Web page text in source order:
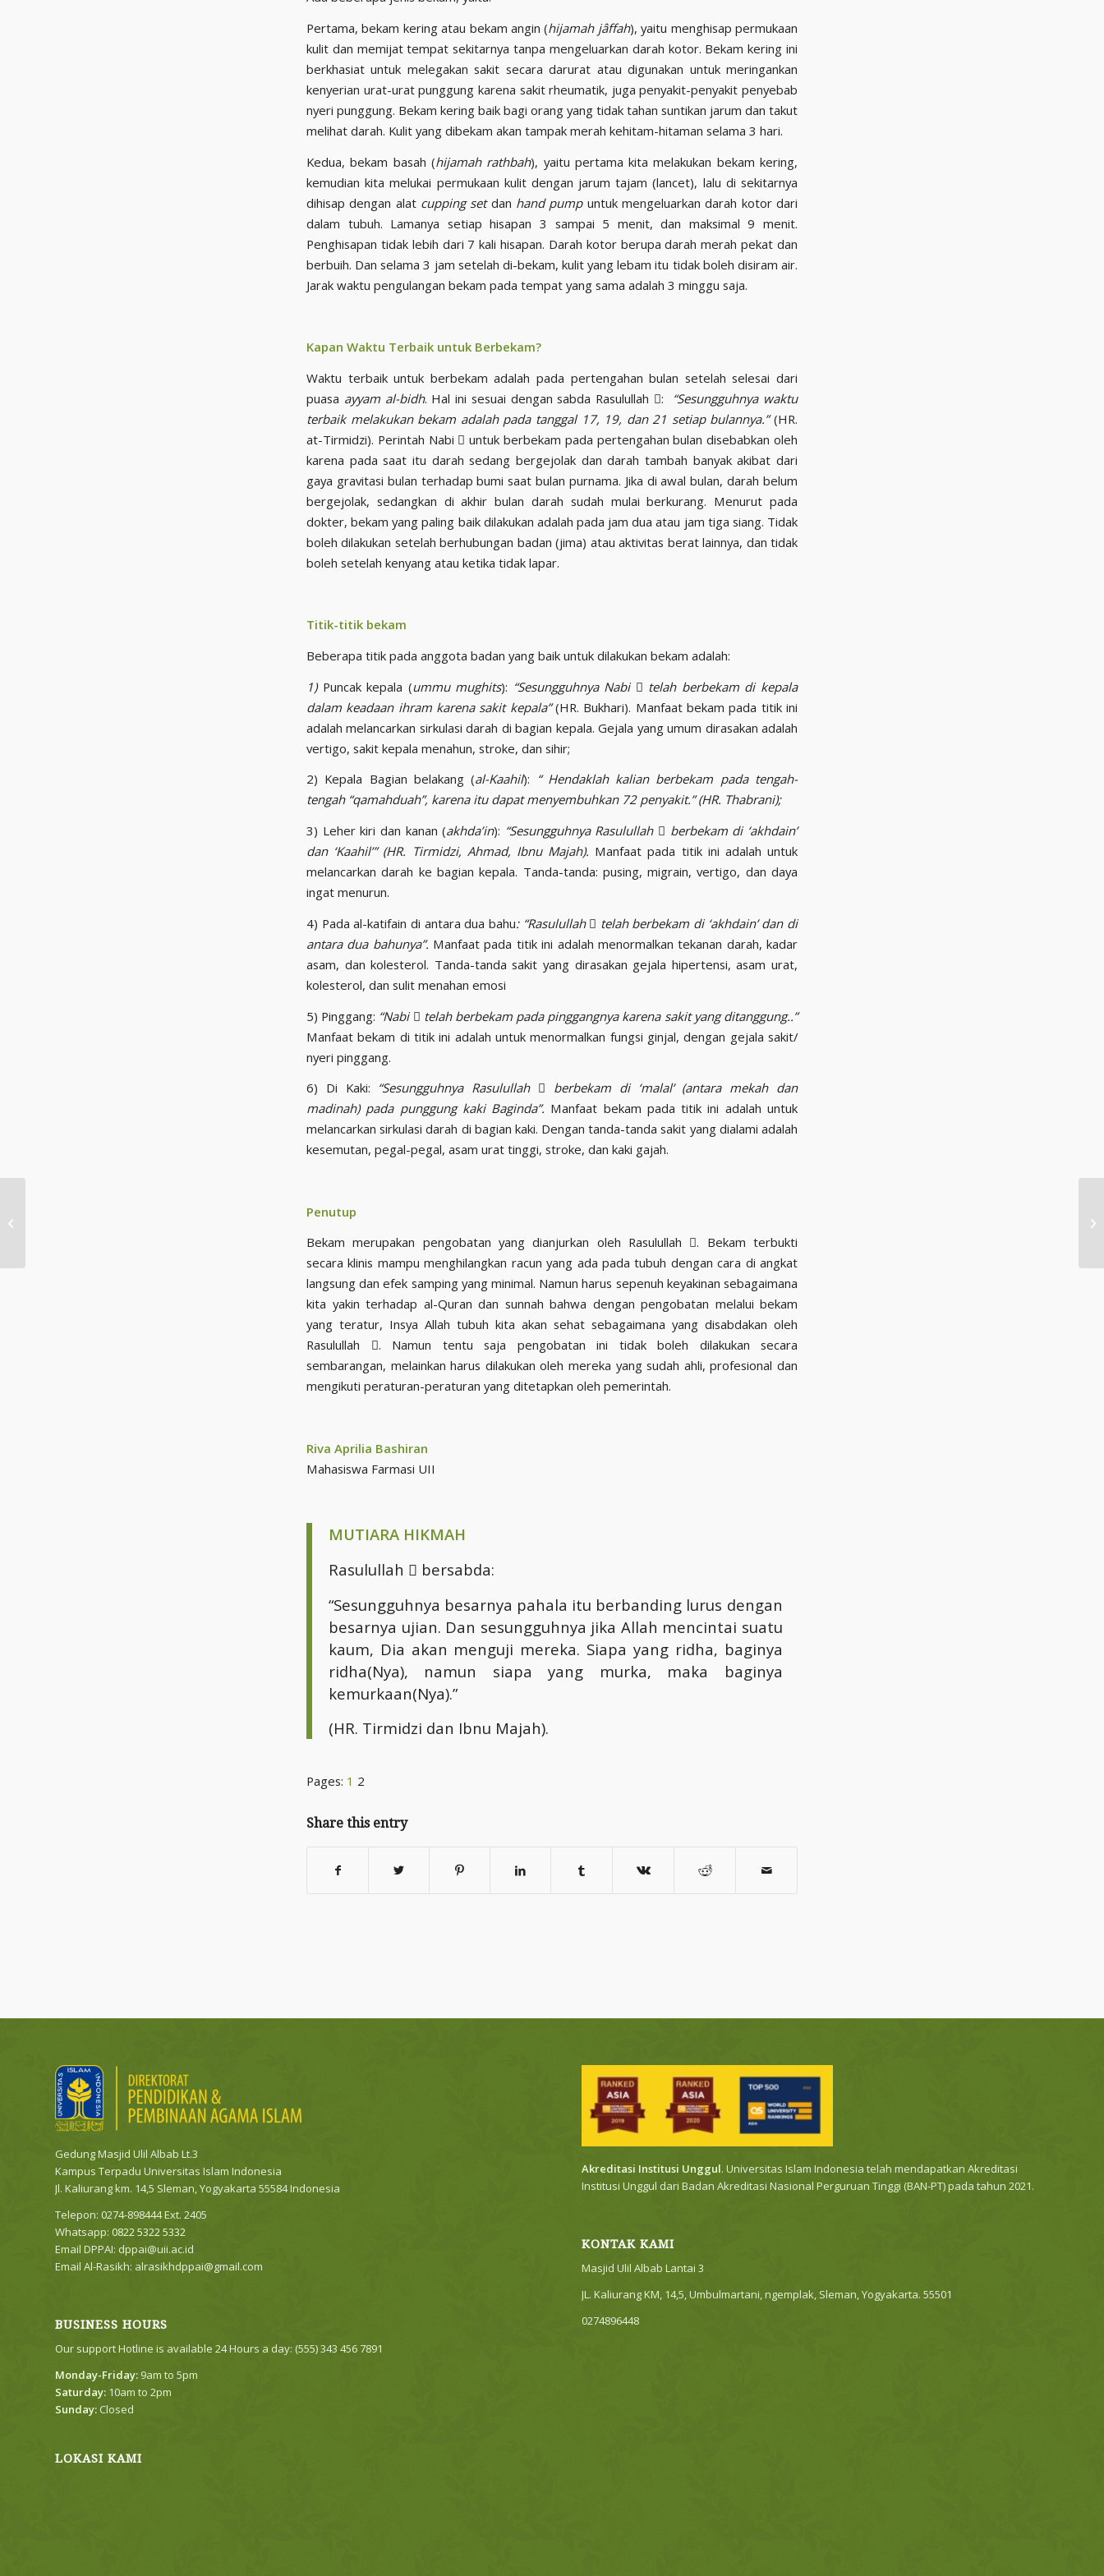
Pertama, bekam kering atau bekam angin (hijamah jâffah), yaitu menghisap permukaan
kulit dan memijat tempat sekitarnya tanpa mengeluarkan darah kotor. Bekam kering ini
berkhasiat untuk melegakan sakit secara darurat atau digunakan untuk meringankan
kenyerian urat-urat punggung karena sakit rheumatik, juga penyakit-penyakit penyebab
nyeri punggung. Bekam kering baik bagi orang yang tidak tahan suntikan jarum dan takut
melihat darah. Kulit yang dibekam akan tampak merah kehitam-hitaman selama 3 hari.
Kedua, bekam basah (hijamah rathbah), yaitu pertama kita melakukan bekam kering,
kemudian kita melukai permukaan kulit dengan jarum tajam (lancet), lalu di sekitarnya
dihisap dengan alat cupping setdan hand pumpuntuk mengeluarkan darah kotor dari
dalam tubuh. Lamanya setiap hisapan 3 sampai 5 menit, dan maksimal 9 menit.
Penghisapan tidak lebih dari 7 kali hisapan. Darah kotor berupa darah merah pekat dan
berbuih. Dan selama 3 jam setelah di-bekam, kulit yang lebam itu tidak boleh disiram air.
Jarak waktu pengulangan bekam pada tempat yang sama adalah 3 minggu saja.
Kapan Waktu Terbaik untuk Berbekam?
Waktu terbaik untuk berbekam adalah pada pertengahan bulan setelah selesai dari
puasa ayyam al-bidh. Hal ini sesuai dengan sabda Rasulullah : “Sesungguhnya waktu
terbaik melakukan bekam adalah pada tanggal 17, 19, dan 21 setiap bulannya.”(HR.
at-Tirmidzi). Perintah Nabi  untuk berbekam pada pertengahan bulan disebabkan oleh
karena pada saat itu darah sedang bergejolak dan darah tambah banyak akibat dari
gaya gravitasi bulan terhadap bumi saat bulan purnama. Jika di awal bulan, darah belum
bergejolak, sedangkan di akhir bulan darah sudah mulai berkurang. Menurut pada
dokter, bekam yang paling baik dilakukan adalah pada jam dua atau jam tiga siang. Tidak
boleh dilakukan setelah berhubungan badan (jima) atau aktivitas berat lainnya, dan tidak
boleh setelah kenyang atau ketika tidak lapar.
Titik-titik bekam
Beberapa titik pada anggota badan yang baik untuk dilakukan bekam adalah:
1)Puncak kepala (ummu mughits): “Sesungguhnya Nabi  telah berbekam di kepala
dalam keadaan ihram karena sakit kepala”(HR. Bukhari). Manfaat bekam pada titik ini
adalah melancarkan sirkulasi darah di bagian kepala. Gejala yang umum dirasakan adalah
vertigo, sakit kepala menahun, stroke, dan sihir;
2) Kepala Bagian belakang (al-Kaahil): “ Hendaklah kalian berbekam pada tengah-
tengah “qamahduah”, karena itu dapat menyembuhkan 72 penyakit.” (HR. Thabrani);
3) Leher kiri dan kanan (akhda’in): “Sesungguhnya Rasulullah  berbekam di ‘akhdain’
dan ‘Kaahil’” (HR. Tirmidzi, Ahmad, Ibnu Majah). Manfaat pada titik ini adalah untuk
melancarkan darah ke bagian kepala. Tanda-tanda: pusing, migrain, vertigo, dan daya
ingat menurun.
4) Pada al-katifain di antara dua bahu: “Rasulullah  telah berbekam di ‘akhdain’ dan di
antara dua bahunya”. Manfaat pada titik ini adalah menormalkan tekanan darah, kadar
asam, dan kolesterol. Tanda-tanda sakit yang dirasakan gejala hipertensi, asam urat,
kolesterol, dan sulit menahan emosi
5) Pinggang: “Nabi  telah berbekam pada pinggangnya karena sakit yang ditanggung..”
Manfaat bekam di titik ini adalah untuk menormalkan fungsi ginjal, dengan gejala sakit/
nyeri pinggang.
6) Di Kaki: “Sesungguhnya Rasulullah  berbekam di ‘malal’ (antara mekah dan
madinah) pada punggung kaki Baginda”. Manfaat bekam pada titik ini adalah untuk
melancarkan sirkulasi darah di bagian kaki. Dengan tanda-tanda sakit yang dialami adalah
kesemutan, pegal-pegal, asam urat tinggi, stroke, dan kaki gajah.
Penutup
Bekam merupakan pengobatan yang dianjurkan oleh Rasulullah . Bekam terbukti
secara klinis mampu menghilangkan racun yang ada pada tubuh dengan cara di angkat
langsung dan efek samping yang minimal. Namun harus sepenuh keyakinan sebagaimana
kita yakin terhadap al-Quran dan sunnah bahwa dengan pengobatan melalui bekam
yang teratur, Insya Allah tubuh kita akan sehat sebagaimana yang disabdakan oleh
Rasulullah . Namun tentu saja pengobatan ini tidak boleh dilakukan secara
sembarangan, melainkan harus dilakukan oleh mereka yang sudah ahli, profesional dan
mengikuti peraturan-peraturan yang ditetapkan oleh pemerintah.
Riva Aprilia Bashiran
Mahasiswa Farmasi UII
MUTIARA HIKMAH
Rasulullah  bersabda:
“Sesungguhnya besarnya pahala itu berbanding lurus dengan
besarnya ujian. Dan sesungguhnya jika Allah mencintai suatu
kaum, Dia akan menguji mereka. Siapa yang ridha, baginya
ridha(Nya), namun siapa yang murka, maka baginya
kemurkaan(Nya).”
(HR. Tirmidzi dan Ibnu Majah).
Pages: 1 2
Share this entry
Gedung Masjid Ulil Albab Lt.3
Kampus Terpadu Universitas Islam Indonesia
Jl. Kaliurang km. 14,5 Sleman, Yogyakarta 55584 Indonesia
Telepon: 0274-898444 Ext. 2405
Whatsapp: 0822 5322 5332
Email DPPAI: dppai@uii.ac.id
Email Al-Rasikh: alrasikhdppai@gmail.com
BUSINESS HOURS
Our support Hotline is available 24 Hours a day: (555) 343 456 7891
Monday-Friday: 9am to 5pm
Saturday: 10am to 2pm
Sunday: Closed
LOKASI KAMI
Akreditasi Institusi Unggul. Universitas Islam Indonesia telah mendapatkan Akreditasi
Institusi Unggul dari Badan Akreditasi Nasional Perguruan Tinggi (BAN-PT) pada tahun 2021.
KONTAK KAMI
Masjid Ulil Albab Lantai 3
JL. Kaliurang KM, 14,5, Umbulmartani, ngemplak, Sleman, Yogyakarta. 55501
0274896448